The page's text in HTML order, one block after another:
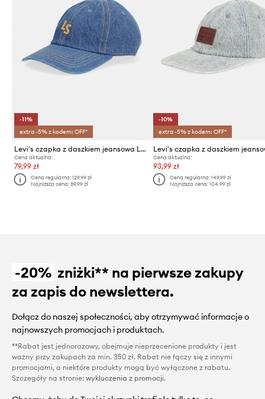
-11%
extra -5% z kodem: OFF*
Levi's czapka z daszkiem jeansowa LS MONOGRAM
Cena aktualna:
79,99 zł
Cena regularna:129,99 zł
Najniższa cena:89,99 zł
-10%
extra -5% z kodem: OFF*
Cena aktualna:
93,99 zł
Cena regularna: 149,99 zł
Najniższa cena: 104,99 zł
-20% zniżki** na pierwsze zakupy
za zapis do newslettera.
Dołącz do naszej społeczności, aby otrzymywać informacje o
najnowszych promocjach i produktach.
**Rabat jest jednorazowy, obejmuje nieprzecenione produkty i jest
ważny przy zakupach za min. 350 zł. Rabat nie łączy się z innymi
promocjami, a niektóre produkty mogą być wyłączone z rabatu.
Szczegóły na stronie: wykluczenia z promocji.